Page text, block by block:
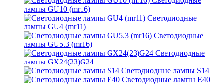
лампы GU10 (mr16)
Светодиодные
лампы GU4 (mr11)
Светодиодные
лампы GU5.3 (mr16)
Светодиодные
лампы GX24(23)G24
Светодиодные лампы S14
Светодиодные лампы Е40